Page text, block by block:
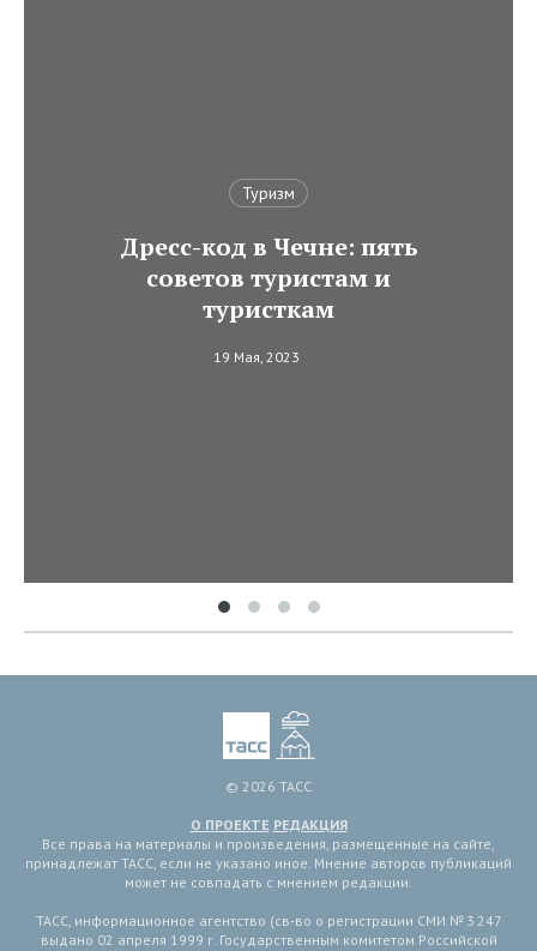
Туризм
Дресс-код в Чечне: пять
советов туристам и
туристкам
19 Мая, 2023
© 2026 ТАСС
О ПРОЕКТЕ РЕДАКЦИЯ
Все права на материалы и произведения, размещенные на сайте,
принадлежат ТАСС, если не указано иное. Мнение авторов публикаций
может не совпадать с мнением редакции.
ТАСС, информационное агентство (св-во о регистрации СМИ № 3 247
выдано 02 апреля 1999 г. Государственным комитетом Российской